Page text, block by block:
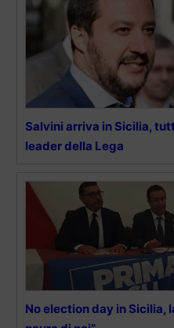
Salvini arriva in Sicilia,
leader della Lega
No election day in Sicilia,